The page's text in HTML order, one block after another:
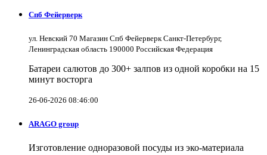
Спб Фейерверк
ул. Невский 70 Магазин Спб Фейерверк Санкт-Петербург,
Ленинградская область 190000 Российская Федерация
Батареи салютов до 300+ залпов из одной коробки на 15
минут восторга
26-06-2026 08:46:00
ARAGO group
Изготовление одноразовой посуды из эко-материала